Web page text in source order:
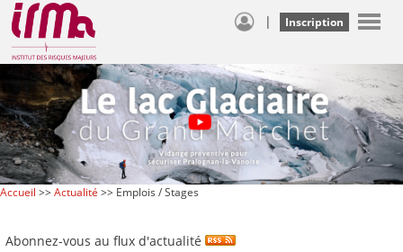
| Inscription
Accueil >>Actualité >> Emplois / Stages
Abonnez-vous au flux d'actualité